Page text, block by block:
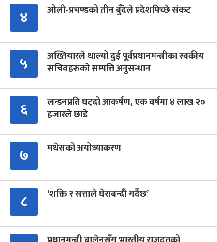
४ ओली-प्रचण्डको तीन बुँदेले प्रदेशपिच्छे संकट
५
अख्तियारले थाल्यो दुई पूर्वप्रधानमन्त्रीका स्वकीय
सचिवहरूको सम्पत्ति अनुसन्धान
६
लन्डनप्रति घट्दो आकर्षण, एक वर्षमा ४ लाख २०
हजारले छाडे
७ मधेसको अयोध्याकरण
८ ‘शक्ति र सत्ताले घेराबन्दी गर्दैछ’